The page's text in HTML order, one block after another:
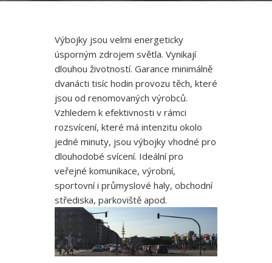
Výbojky jsou velmi energeticky
úsporným zdrojem světla. Vynikají
dlouhou životností. Garance minimálně
dvanácti tisíc hodin provozu těch, které
jsou od renomovaných výrobců.
Vzhledem k efektivnosti v rámci
rozsvícení, které má intenzitu okolo
jedné minuty, jsou výbojky vhodné pro
dlouhodobé svícení. Ideální pro
veřejné komunikace, výrobní,
sportovní i průmyslové haly, obchodní
střediska, parkoviště apod.